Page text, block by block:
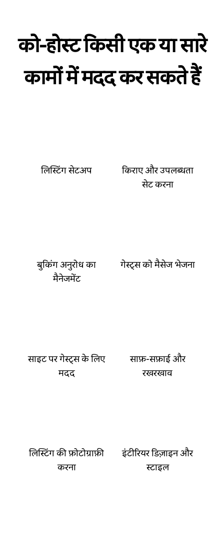
को-होस्ट किसी एक या सारे
कामों में मदद कर सकते हैं
लिस्टिंग सेटअप
किराए और उपलब्धता
सेट करना
बुकिंग अनुरोध का
मैनेजमेंट
गेस्ट्स को मैसेज भेजना
साइट पर गेस्ट्स के लिए
मदद
साफ़-सफ़ाई और
रखरखाव
लिस्टिंग की फ़ोटोग्राफ़ी
करना
इंटीरियर डिज़ाइन और
स्टाइल